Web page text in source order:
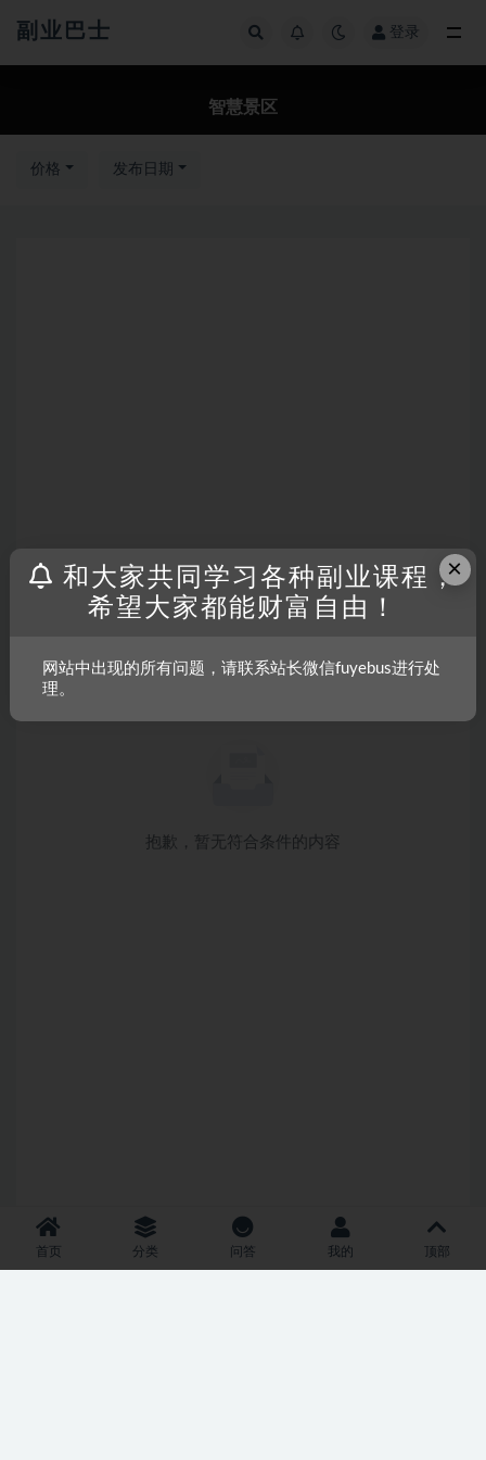
副业巴士 登录
智慧景区
价格 发布日期
抱歉，暂无符合条件的内容
首页 分类 问答 我的 顶部
×
和大家共同学习各种副业课程，
希望大家都能财富自由！
网站中出现的所有问题，请联系站长微信fuyebus进行处
理。